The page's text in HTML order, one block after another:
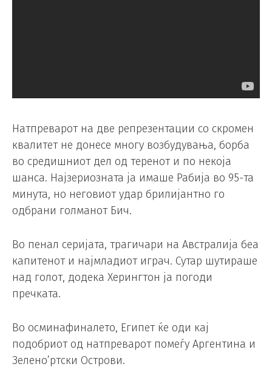
Натпреварот на две репрезентации со скромен
квалитет не донесе многу возбудувања, борба
во средишниот дел од теренот и по некоја
шанса. Најзериозната ја имаше Рабија во 95-та
минута, но неговиот удар брилијантно го
одбрани голманот Бич.
Во пенал серијата, трагичари на Австралија беа
капитенот и најмладиот играч. Сутар шутираше
над голот, додека Херингтон ја погоди
пречката.
Во осминафиналето, Египет ќе оди кај
подобриот од натпреварот помеѓу Аргентина и
Зелено’ртски Острови.